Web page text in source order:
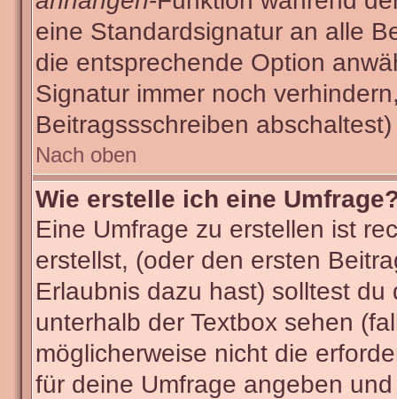
eine Standardsignatur an alle
die entsprechende Option
Signatur immer noch
Beitragssschreiben abschaltest)
Nach oben
Wie erstelle ich eine
Eine Umfrage zu erstellen ist
erstellst, (oder den ersten
Erlaubnis dazu hast) solltest
unterhalb der Textbox sehen
möglicherweise nicht die
für deine Umfrage angeben